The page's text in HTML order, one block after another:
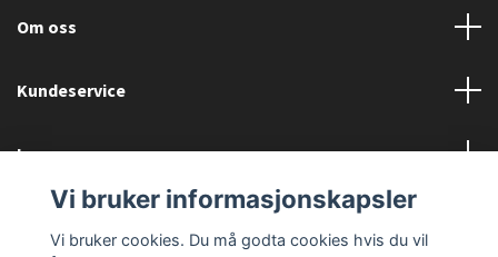
Om oss
Kundeservice
Les mer
Sociale medier
Vi bruker informasjonskapsler
Vi bruker cookies. Du må godta cookies hvis du vil